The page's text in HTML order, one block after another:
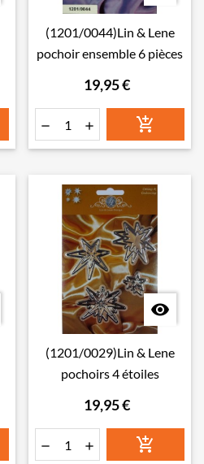
(1201/0044)Lin & Lene
pochoir ensemble 6 pièces
19,95 €
  

(1201/0029)Lin & Lene
pochoirs 4 étoiles
19,95 €
  